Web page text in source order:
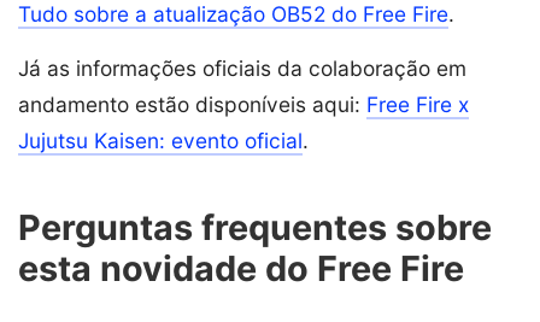
Tudo sobre a atualização OB52 do Free Fire.
Já as informações oficiais da colaboração em
andamento estão disponíveis aqui: Free Fire x
Jujutsu Kaisen: evento oficial.
Perguntas frequentes sobre
esta novidade do Free Fire